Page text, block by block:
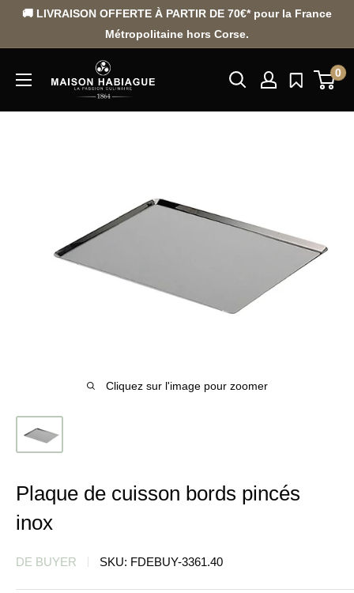
Passer🚚 LIVRAISON OFFERTE À PARTIR DE 70€* pour la France
Métropolitaine hors Corse.
0
Cliquez sur l'image pour zoomer
Plaque de cuisson bords pincés
inox
DE BUYER SKU: FDEBUY-3361.40